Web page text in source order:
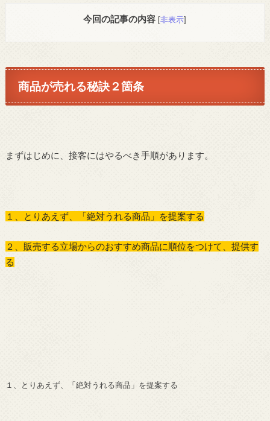
今回の記事の内容 [非表示]
商品が売れる秘訣２箇条
まずはじめに、接客にはやるべき手順があります。
１、とりあえず、「絶対うれる商品」を提案する
２、販売する立場からのおすすめ商品に順位をつけて、提供す
る
１、とりあえず、「絶対うれる商品」を提案する